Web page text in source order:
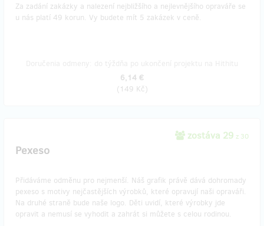
Za zadání zakázky a nalezení nejbližšího a nejlevnějšího opraváře se
u nás platí 49 korun. Vy budete mít 5 zakázek v ceně.
6,14 €
(149 Kč)
zostáva 29 z 30
Pexeso
Přidáváme odměnu pro nejmenší. Náš grafik právě dává dohromady
pexeso s motivy nejčastějších výrobků, které opravují naši opraváři.
Na druhé straně bude naše logo. Děti uvidí, které výrobky jde
opravit a nemusí se vyhodit a zahrát si můžete s celou rodinou.